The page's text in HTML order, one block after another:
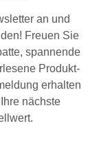
an und
Freuen Sie
spannende
Produkt-
erhalten
nächste